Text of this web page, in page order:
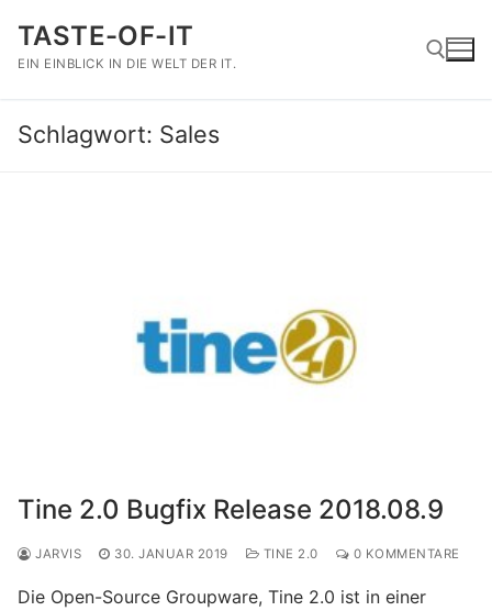
Inhalt
springen
TASTE-OF-IT
EIN EINBLICK IN DIE WELT DER IT.
Schlagwort: Sales
Tine 2.0 Bugfix Release 2018.08.9
JARVIS 30. JANUAR 2019 TINE 2.0 0 KOMMENTARE
Die Open-Source Groupware, Tine 2.0 ist in einer